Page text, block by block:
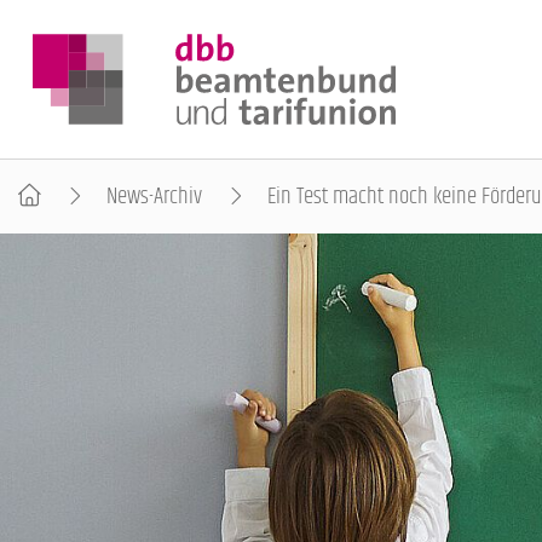
POLITIK & POSITIONEN
News-Archiv Ein Test macht noch keine